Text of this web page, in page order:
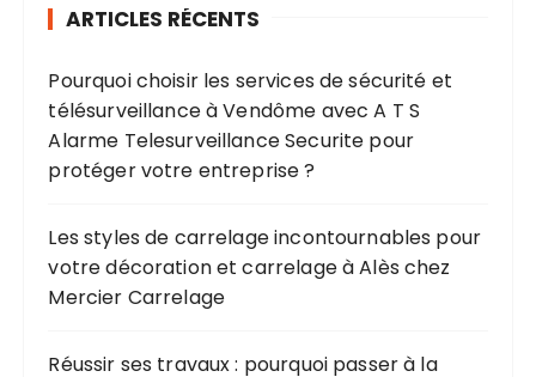
ARTICLES RÉCENTS
Pourquoi choisir les services de sécurité et
télésurveillance à Vendôme avec A T S
Alarme Telesurveillance Securite pour
protéger votre entreprise ?
Les styles de carrelage incontournables pour
votre décoration et carrelage à Alès chez
Mercier Carrelage
Réussir ses travaux : pourquoi passer à la